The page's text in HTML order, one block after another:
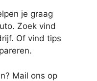
je graag
Zoek vind
Of vind tips
Mail ons op